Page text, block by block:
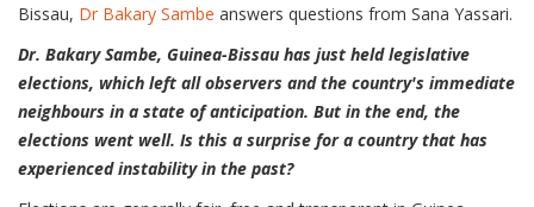
Bissau, Dr Bakary Sambe answers questions from Sana Yassari.
Dr. Bakary Sambe, Guinea-Bissau has just held legislative
elections, which left all observers and the country's immediate
neighbours in a state of anticipation. But in the end, the
elections went well. Is this a surprise for a country that has
experienced instability in the past?